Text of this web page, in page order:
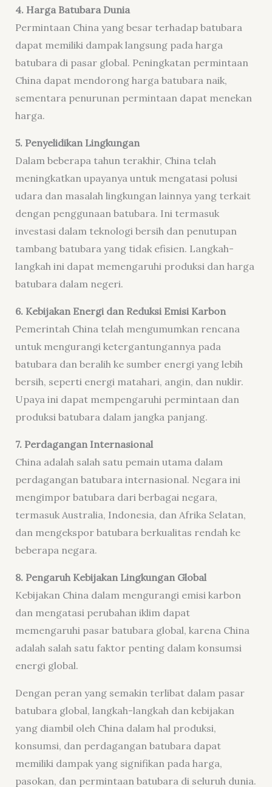
4. Harga Batubara Dunia
Permintaan China yang besar terhadap batubara
dapat memiliki dampak langsung pada harga
batubara di pasar global. Peningkatan permintaan
China dapat mendorong harga batubara naik,
sementara penurunan permintaan dapat menekan
harga.
5. Penyelidikan Lingkungan
Dalam beberapa tahun terakhir, China telah
meningkatkan upayanya untuk mengatasi polusi
udara dan masalah lingkungan lainnya yang terkait
dengan penggunaan batubara. Ini termasuk
investasi dalam teknologi bersih dan penutupan
tambang batubara yang tidak efisien. Langkah-
langkah ini dapat memengaruhi produksi dan harga
batubara dalam negeri.
6. Kebijakan Energi dan Reduksi Emisi Karbon
Pemerintah China telah mengumumkan rencana
untuk mengurangi ketergantungannya pada
batubara dan beralih ke sumber energi yang lebih
bersih, seperti energi matahari, angin, dan nuklir.
Upaya ini dapat mempengaruhi permintaan dan
produksi batubara dalam jangka panjang.
7. Perdagangan Internasional
China adalah salah satu pemain utama dalam
perdagangan batubara internasional. Negara ini
mengimpor batubara dari berbagai negara,
termasuk Australia, Indonesia, dan Afrika Selatan,
dan mengekspor batubara berkualitas rendah ke
beberapa negara.
8. Pengaruh Kebijakan Lingkungan Global
Kebijakan China dalam mengurangi emisi karbon
dan mengatasi perubahan iklim dapat
memengaruhi pasar batubara global, karena China
adalah salah satu faktor penting dalam konsumsi
energi global.
Dengan peran yang semakin terlibat dalam pasar
batubara global, langkah-langkah dan kebijakan
yang diambil oleh China dalam hal produksi,
konsumsi, dan perdagangan batubara dapat
memiliki dampak yang signifikan pada harga,
pasokan, dan permintaan batubara di seluruh dunia.